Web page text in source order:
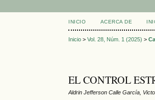
INICIO ACERCA DE
Inicio >Vol. 28, Núm. 1 (2025) >
EL CONTROL
Aldrin Jefferson Calle García,